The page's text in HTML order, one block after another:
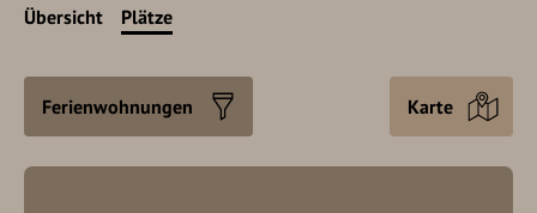
Übersicht Plätze
Ferienwohnungen Karte